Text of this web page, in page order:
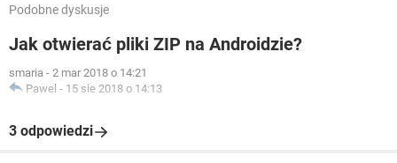
Podobne dyskusje
Jak otwierać pliki ZIP na Androidzie?
smaria - 2 mar 2018 o 14:21
Pawel - 15 sie 2018 o 14:13
3 odpowiedzi